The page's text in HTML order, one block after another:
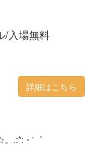
/入場無料
詳細はこちら
.:*:・'゜